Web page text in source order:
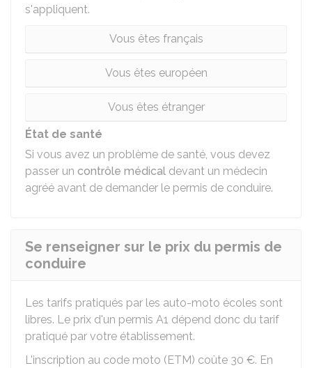
s'appliquent.
Vous êtes français
Vous êtes européen
Vous êtes étranger
État de santé
Si vous avez un problème de santé, vous devez
passer un contrôle médical devant un médecin
agréé avant de demander le permis de conduire.
Se renseigner sur le prix du permis de
conduire
Les tarifs pratiqués par les auto-moto écoles sont
libres. Le prix d'un permis A1 dépend donc du tarif
pratiqué par votre établissement.
L'inscription au code moto (ETM) coûte 30 €. En